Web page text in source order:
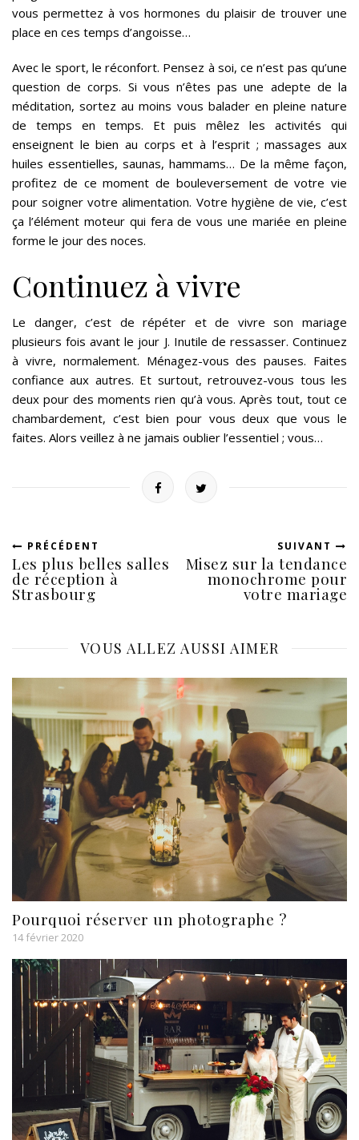
vous permettez à vos hormones du plaisir de trouver une
place en ces temps d’angoisse…
Avec le sport, le réconfort. Pensez à soi, ce n’est pas qu’une
question de corps. Si vous n’êtes pas une adepte de la
méditation, sortez au moins vous balader en pleine nature
de temps en temps. Et puis mêlez les activités qui
enseignent le bien au corps et à l’esprit ; massages aux
huiles essentielles, saunas, hammams… De la même façon,
profitez de ce moment de bouleversement de votre vie
pour soigner votre alimentation. Votre hygiène de vie, c’est
ça l’élément moteur qui fera de vous une mariée en pleine
forme le jour des noces.
Continuez à vivre
Le danger, c’est de répéter et de vivre son mariage
plusieurs fois avant le jour J. Inutile de ressasser. Continuez
à vivre, normalement. Ménagez-vous des pauses. Faites
confiance aux autres. Et surtout, retrouvez-vous tous les
deux pour des moments rien qu’à vous. Après tout, tout ce
chambardement, c’est bien pour vous deux que vous le
faites. Alors veillez à ne jamais oublier l’essentiel ; vous…
PRÉCÉDENT
Les plus belles salles
de réception à
Strasbourg
SUIVANT
Misez sur la tendance
monochrome pour
votre mariage
VOUS ALLEZ AUSSI AIMER
Pourquoi réserver un photographe ?
14 février 2020